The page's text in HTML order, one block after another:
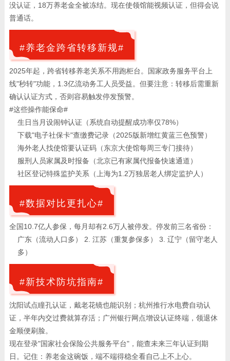
没认证，18万养老金全被冻结。现在使领馆能视频认证，但得会说
普通话。
#养老金跨省转移新规#
2025年起，跨省转移养老关系不用跑柜台。国家政务服务平台上
线"秒转"功能，1.3亿流动务工人员受益。但要注意：转移后需重新
确认认证方式，否则容易触发停发预警。
#这些操作能保命#
生日当月设闹钟认证（系统自动提醒成功率仅78%）
下载"电子社保卡"查缴费记录（2025版新增红黄蓝三色预警）
海外老人找使馆要认证码（东京大使馆每周三专门接待）
服刑人员家属及时报备（北京已有家属代报备快速通道）
社区登记特殊监护关系（上海为1.2万独居老人绑定监护人）
#数据对比更扎心#
全国10.7亿人参保，每月却有2.6万人被停发。停发前三名省份：
广东（流动人口多） 2. 江苏（重复参保多） 3. 辽宁（留守老人
多）
#新技术防坑指南#
沈阳试点瞳孔认证，戴老花镜也能识别；杭州推行水电费自动认
证，半年内交过费就算存活；广州银行网点增设认证终端，领退休
金顺便刷脸。
现在登录"国家社会保险公共服务平台"，能查未来三年认证到期
日。记住：养老金这碗饭，端不端得稳全看自己上不上心。